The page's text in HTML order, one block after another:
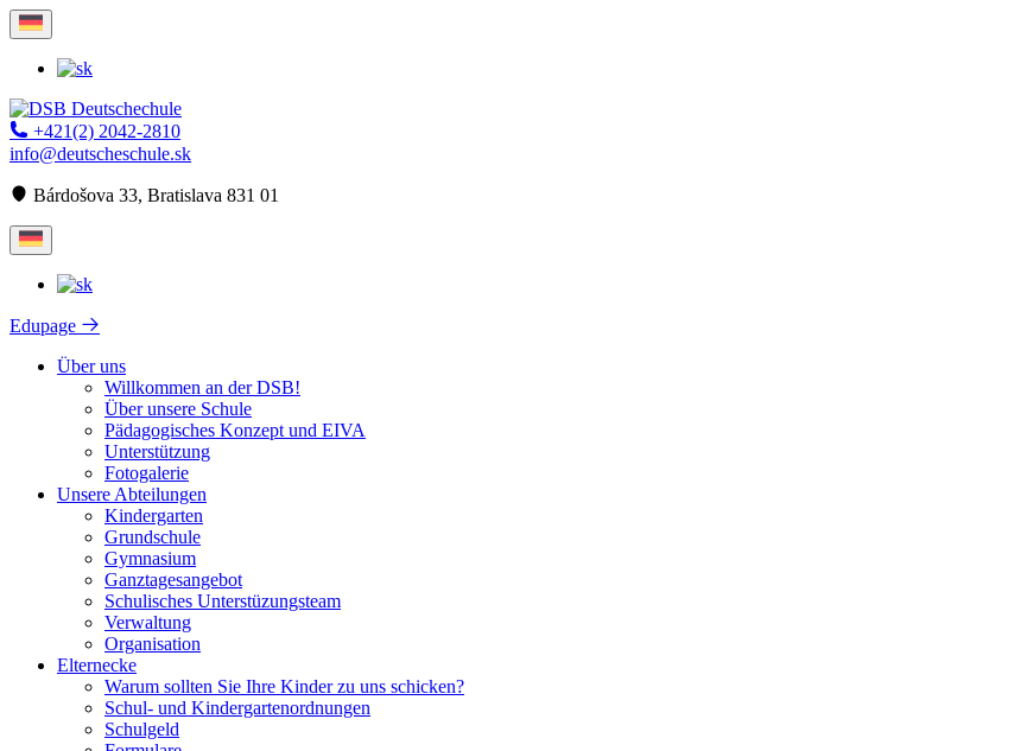
+421(2) 2042-2810
info@deutscheschule.sk
Bárdošova 33, Bratislava 831 01
Edupage
Über uns
Willkommen an der DSB!
Über unsere Schule
Pädagogisches Konzept und EIVA
Unterstützung
Fotogalerie
Unsere Abteilungen
Kindergarten
Grundschule
Gymnasium
Ganztagesangebot
Schulisches Unterstüzungsteam
Verwaltung
Organisation
Elternecke
Warum sollten Sie Ihre Kinder zu uns schicken?
Schul- und Kindergartenordnungen
Schulgeld